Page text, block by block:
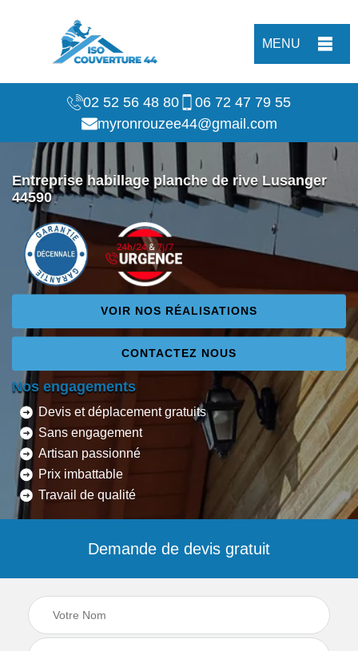
MENU
02 52 56 48 80
06 72 47 79 55
myronrouzee44@gmail.com
Entreprise habillage planche de rive Lusanger
44590
VOIR NOS RÉALISATIONS
CONTACTEZ NOUS
Nos engagements
Devis et déplacement gratuits
Sans engagement
Artisan passionné
Prix imbattable
Travail de qualité
Demande de devis gratuit